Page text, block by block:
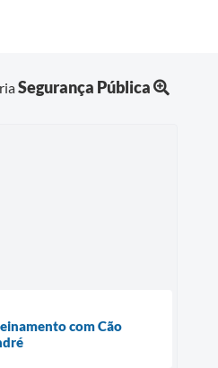
Segurança Pública
com Cão